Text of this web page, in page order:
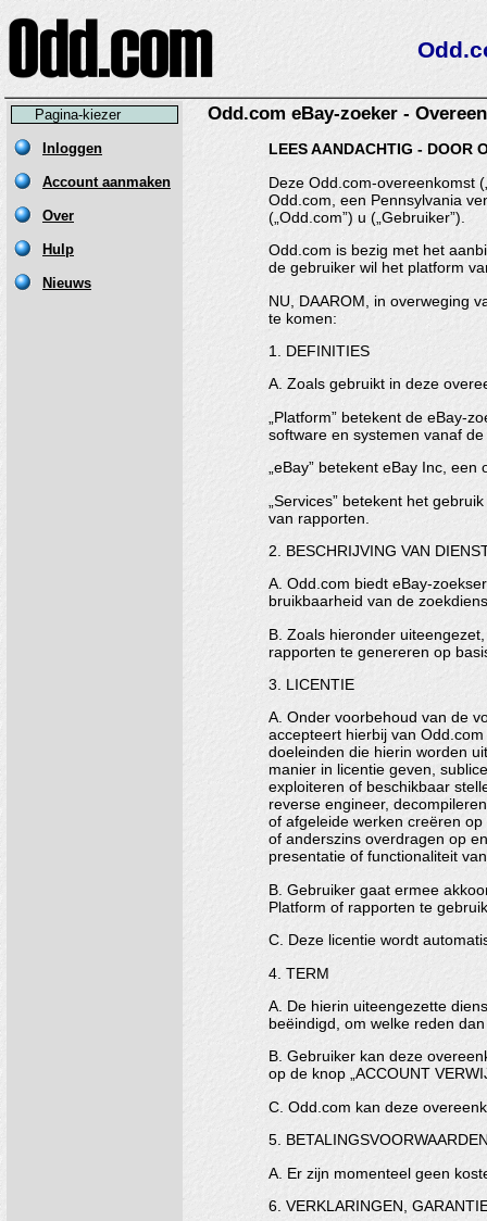
Pagina-kiezer Odd.com eBay-zoeker -
LEES AANDACHTIG -
Deze Odd.com-overeenkomst
Odd.com, een Pennsylvania
(„Odd.com”) u („Gebruiker”).
Odd.com is bezig met het
de gebruiker wil het platform
NU, DAAROM, in overweging
te komen:
1. DEFINITIES
A. Zoals gebruikt in deze
„Platform” betekent de eBay-
software en systemen vanaf
„eBay” betekent eBay Inc,
„Services” betekent het
van rapporten.
2. BESCHRIJVING VAN
A. Odd.com biedt eBay-
bruikbaarheid van de
B. Zoals hieronder
rapporten te genereren op
3. LICENTIE
A. Onder voorbehoud van de
accepteert hierbij van
doeleinden die hierin worden
manier in licentie geven,
exploiteren of beschikbaar
reverse engineer,
of afgeleide werken creëren
of anderszins overdragen op
presentatie of functionaliteit
B. Gebruiker gaat ermee
Platform of rapporten te
C. Deze licentie wordt
4. TERM
A. De hierin uiteengezette
beëindigd, om welke reden
B. Gebruiker kan deze
op de knop „ACCOUNT
C. Odd.com kan deze
5.
A. Er zijn momenteel geen
6. VERKLARINGEN,